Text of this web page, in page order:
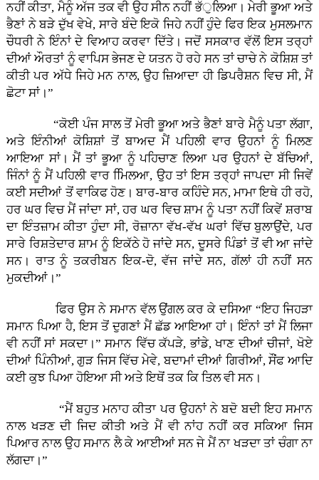
ਨਹੀਂ ਕੀਤਾ, ਮੈਨੂੰ ਅੱਜ ਤਕ ਵੀ ਉਹ ਸੀਨ ਨਹੀਂ ਭੱੁਲਿਆ। ਮੇਰੀ ਭੂਆ ਅਤੇ
ਭੈਣਾਂ ਨੇ ਬੜੇ ਦੁੱਖ ਵੇਖੇ, ਸਾਰੇ ਬੰਦੇ ਇਕੋ ਜਿਹੇ ਨਹੀਂ ਹੁੰਦੇ ਫਿਰ ਇਕ ਮੁਸਲਮਾਨ
ਚੌਧਰੀ ਨੇ ਇੰਨਾਂ ਦੇ ਵਿਆਹ ਕਰਵਾ ਦਿੱਤੇ। ਜਦੋਂ ਸਸਕਾਰ ਵੱਲੋਂ ਇਸ ਤਰ੍ਹਾਂ
ਦੀਆਂ ਔਰਤਾਂ ਨੂੰ ਵਾਪਿਸ ਭੇਜਣ ਦੇ ਯਤਨ ਹੋ ਰਹੇ ਸਨ ਤਾਂ ਚਾਚੇ ਨੇ ਕੋਸ਼ਿਸ਼ ਤਾਂ
ਕੀਤੀ ਪਰ ਅੱਧੇ ਜਿਹੇ ਮਨ ਨਾਲ, ਉਹ ਜ਼ਿਆਦਾ ਹੀ ਡਿਪਰੈਸ਼ਨ ਵਿਚ ਸੀ, ਮੈਂ
ਛੋਟਾ ਸਾਂ।”
“ਕੋਈ ਪੰਜ ਸਾਲ ਤੋਂ ਮੇਰੀ ਭੂਆ ਅਤੇ ਭੈਣਾਂ ਬਾਰੇ ਮੈਨੂੰ ਪਤਾ ਲੱਗਾ,
ਅਤੇ ਇੰਨੀਆਂ ਕੋਸ਼ਿਸ਼ਾਂ ਤੋਂ ਬਾਅਦ ਮੈਂ ਪਹਿਲੀ ਵਾਰ ਉਹਨਾਂ ਨੂੰ ਮਿਲਣ
ਆਇਆ ਸਾਂ। ਮੈਂ ਤਾਂ ਭੂਆ ਨੂੰ ਪਹਿਚਾਣ ਲਿਆ ਪਰ ਉਹਨਾਂ ਦੇ ਬੱਚਿਆਂ,
ਜਿੰਨਾਂ ਨੂੰ ਮੈਂ ਪਹਿਲੀ ਵਾਰ ਮਿਿਲਆ, ਉਹ ਤਾਂ ਇਸ ਤਰ੍ਹਾਂ ਜਾਪਦਾ ਸੀ ਜਿਵੇਂ
ਕਈ ਸਦੀਆਂ ਤੋਂ ਵਾਕਿਫ ਹੋਣ। ਬਾਰ-ਬਾਰ ਕਹਿੰਦੇ ਸਨ, ਮਾਮਾ ਇਥੇ ਹੀ ਰਹੋ,
ਹਰ ਘਰ ਵਿਚ ਮੈਂ ਜਾਂਦਾ ਸਾਂ, ਹਰ ਘਰ ਵਿਚ ਸ਼ਾਮ ਨੂੰ ਪਤਾ ਨਹੀਂ ਕਿਵੇਂ ਸ਼ਰਾਬ
ਦਾ ਇੰਤਜ਼ਾਮ ਕੀਤਾ ਹੁੰਦਾ ਸੀ, ਰੋਜ਼ਾਨਾ ਵੱਖ-ਵੱਖ ਘਰਾਂ ਵਿੱਚ ਬੁਲਾਉਂਦੇ, ਪਰ
ਸਾਰੇ ਰਿਸ਼ਤੇਦਾਰ ਸ਼ਾਮ ਨੂੰ ਇਕੱਠੇ ਹੋ ਜਾਂਦੇ ਸਨ, ਦੂਸਰੇ ਪਿੰਡਾਂ ਤੋਂ ਵੀ ਆ ਜਾਂਦੇ
ਸਨ। ਰਾਤ ਨੂੰ ਤਕਰੀਬਨ ਇਕ-ਦੋ, ਵੱਜ ਜਾਂਦੇ ਸਨ, ਗੱਲਾਂ ਹੀ ਨਹੀਂ ਸਨ
ਮੁਕਦੀਆਂ।”
ਫਿਰ ਉਸ ਨੇ ਸਮਾਨ ਵੱਲ ਉਂਗਲ ਕਰ ਕੇ ਦਸਿਆ “ਇਹ ਜਿਹੜਾ
ਸਮਾਨ ਪਿਆ ਹੈ, ਇਸ ਤੋਂ ਦੁਗਣਾਂ ਮੈਂ ਛੱਡ ਆਇਆ ਹਾਂ। ਇੰਨਾਂ ਤਾਂ ਮੈਂ ਲਿਜਾ
ਵੀ ਨਹੀਂ ਸਾਂ ਸਕਦਾ।” ਸਮਾਨ ਵਿੱਚ ਕੱਪੜੇ, ਭਾਂਡੇ, ਖਾਣ ਦੀਆਂ ਚੀਜਾਂ, ਖੋਏ
ਦੀਆਂ ਪਿੰਨੀਆਂ, ਗੁੜ ਜਿਸ ਵਿੱਚ ਮੇਵੇ, ਬਦਾਮਾਂ ਦੀਆਂ ਗਿਰੀਆਂ, ਸੌਂਫ ਆਦਿ
ਕਈ ਕੁਝ ਪਿਆ ਹੋਇਆ ਸੀ ਅਤੇ ਇਥੋਂ ਤਕ ਕਿ ਤਿਲ ਵੀ ਸਨ।
“ਮੈਂ ਬਹੁਤ ਮਨਾਹ ਕੀਤਾ ਪਰ ਉਹਨਾਂ ਨੇ ਬਦੋ ਬਦੀ ਇਹ ਸਮਾਨ
ਨਾਲ ਖੜਣ ਦੀ ਜਿਦ ਕੀਤੀ ਅਤੇ ਮੈਂ ਵੀ ਨਾਂਹ ਨਹੀਂ ਕਰ ਸਕਿਆ ਜਿਸ
ਪਿਆਰ ਨਾਲ ਉਹ ਸਮਾਨ ਲੈ ਕੇ ਆਈਆਂ ਸਨ ਜੇ ਮੈਂ ਨਾ ਖੜਦਾ ਤਾਂ ਚੰਗਾ ਨਾ
ਲੱਗਦਾ।”